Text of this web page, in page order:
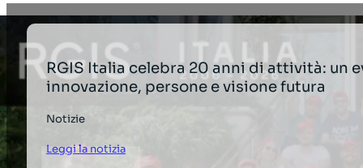
RGIS Italia celebra 20 anni di attività: un
innovazione, persone e visione futura
Notizie
Leggi la notizia